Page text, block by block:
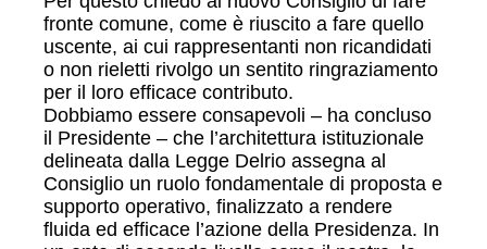
fronte comune, come è riuscito a fare quello
uscente, ai cui rappresentanti non ricandidati
o non rieletti rivolgo un sentito ringraziamento
per il loro efficace contributo.
Dobbiamo essere consapevoli – ha concluso
il Presidente – che l’architettura istituzionale
delineata dalla Legge Delrio assegna al
Consiglio un ruolo fondamentale di proposta e
supporto operativo, finalizzato a rendere
fluida ed efficace l’azione della Presidenza. In